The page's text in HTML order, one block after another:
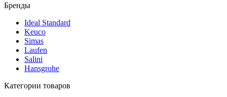
Бренды
Ideal Standard
Keuco
Simas
Laufen
Salini
Hansgrohe
Категории товаров